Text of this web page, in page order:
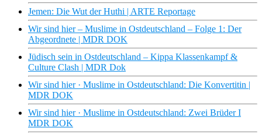
Jemen: Die Wut der Huthi | ARTE Reportage
Wir sind hier – Muslime in Ostdeutschland – Folge 1: Der
Abgeordnete | MDR DOK
Jüdisch sein in Ostdeutschland – Kippa Klassenkampf &
Culture Clash | MDR Dok
Wir sind hier · Muslime in Ostdeutschland: Die Konvertitin |
MDR DOK
Wir sind hier · Muslime in Ostdeutschland: Zwei Brüder I
MDR DOK